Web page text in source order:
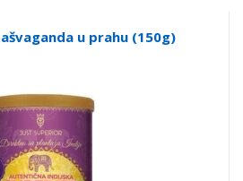
u prahu (150g)